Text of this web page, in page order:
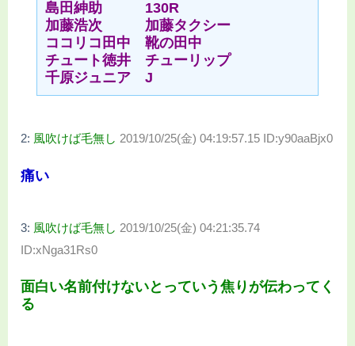
島田紳助 130R
加藤浩次 加藤タクシー
ココリコ田中 靴の田中
チュート徳井 チューリップ
千原ジュニア J
2: 風吹けば毛無し 2019/10/25(金) 04:19:57.15 ID:y90aaBjx0
痛い
3: 風吹けば毛無し 2019/10/25(金) 04:21:35.74
ID:xNga31Rs0
面白い名前付けないとっていう焦りが伝わってく
る